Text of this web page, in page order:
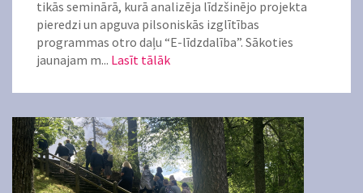
tikās seminārā, kurā analizēja līdzšinējo projekta
pieredzi un apguva pilsoniskās izglītības
programmas otro daļu “E-līdzdalība”. Sākoties
jaunajam m... Lasīt tālāk